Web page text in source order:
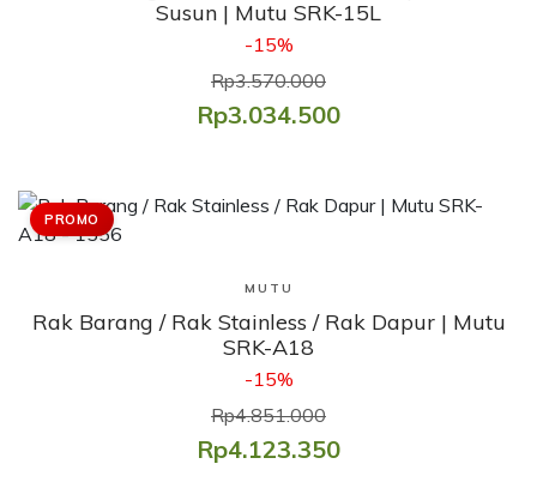
Susun | Mutu SRK-15L
-15%
Rp3.570.000
Rp3.034.500
PROMO
Lihat Produk
MUTU
Rak Barang / Rak Stainless / Rak Dapur | Mutu
SRK-A18
-15%
Rp4.851.000
Rp4.123.350